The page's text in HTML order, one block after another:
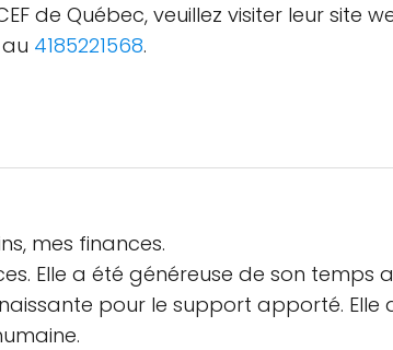
de Québec, veuillez visiter leur site
4185221568.
mes finances.
Elle a été généreuse de son temps
pour le support apporté.